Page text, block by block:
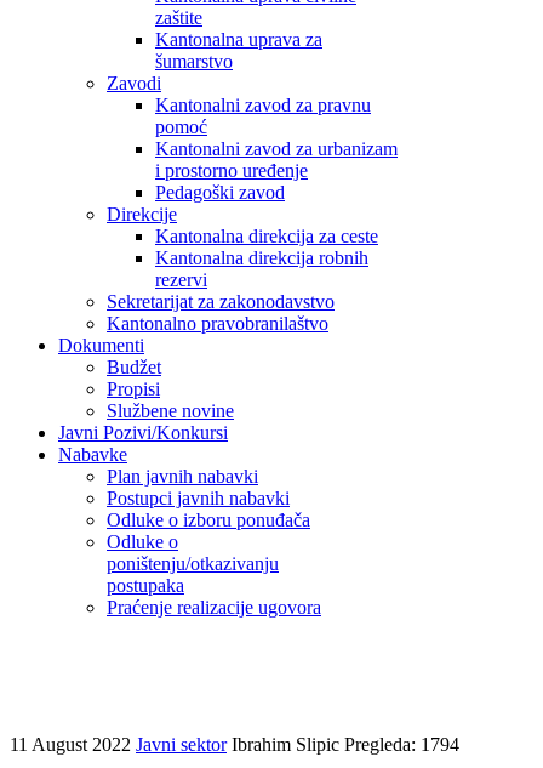
zaštite
Kantonalna uprava za
šumarstvo
Zavodi
Kantonalni zavod za pravnu
pomoć
Kantonalni zavod za urbanizam
i prostorno uređenje
Pedagoški zavod
Direkcije
Kantonalna direkcija za ceste
Kantonalna direkcija robnih
rezervi
Sekretarijat za zakonodavstvo
Kantonalno pravobranilaštvo
Dokumenti
Budžet
Propisi
Službene novine
Javni Pozivi/Konkursi
Nabavke
Plan javnih nabavki
Postupci javnih nabavki
Odluke o izboru ponuđača
Odluke o
poništenju/otkazivanju
postupaka
Praćenje realizacije ugovora
11 August 2022 Javni sektor Ibrahim Slipic Pregleda: 1794